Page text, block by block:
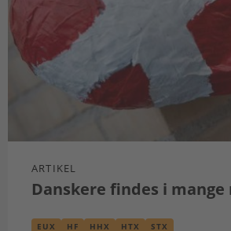
ARTIKEL
Danskere findes i
EUX HF HHX HTX STX